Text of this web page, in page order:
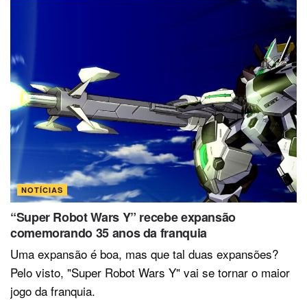
NOTÍCIAS
“Super Robot Wars Y” recebe expansão
comemorando 35 anos da franquia
Uma expansão é boa, mas que tal duas expansões?
Pelo visto, "Super Robot Wars Y" vai se tornar o maior
jogo da franquia.